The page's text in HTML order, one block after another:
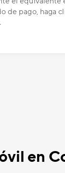
de pago, haga
en